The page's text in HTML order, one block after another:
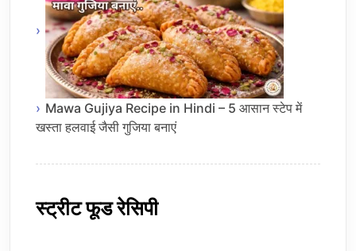
Mawa Gujiya Recipe in Hindi – 5 आसान स्टेप में
खस्ता हलवाई जैसी गुजिया बनाएं
स्ट्रीट फूड रेसिपी